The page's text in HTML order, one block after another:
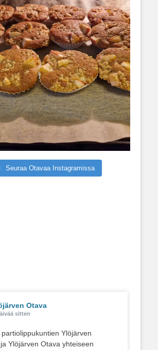
Seuraa Otavaa Instagramissa
Otava
sitten
Ylöjärven
Ylöjärven Otava yhteiseen